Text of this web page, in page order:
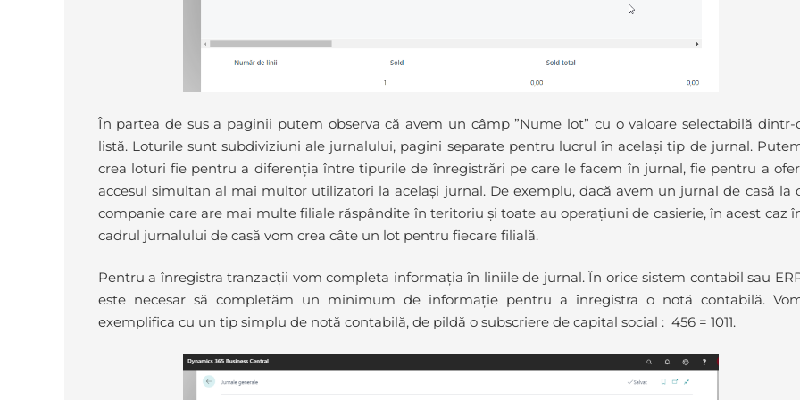
În partea de sus a paginii putem observa că avem un câmp ”Nume lot” cu o valoare selectabilă dintr-
listă. Loturile sunt subdiviziuni ale jurnalului, pagini separate pentru lucrul în același tip de jurnal.
crea loturi fie pentru a diferenția între tipurile de înregistrări pe care le facem în jurnal, fie pentru a
accesul simultan al mai multor utilizatori la același jurnal. De exemplu, dacă avem un jurnal de casă la
companie care are mai multe filiale răspândite în teritoriu și toate au operațiuni de casierie, în acest caz
cadrul jurnalului de casă vom crea câte un lot pentru fiecare filială.
Pentru a înregistra tranzacții vom completa informația în liniile de jurnal. În orice sistem contabil sau
este necesar să completăm un minimum de informație pentru a înregistra o notă contabilă.
exemplifica cu un tip simplu de notă contabilă, de pildă o subscriere de capital social : 456 = 1011.